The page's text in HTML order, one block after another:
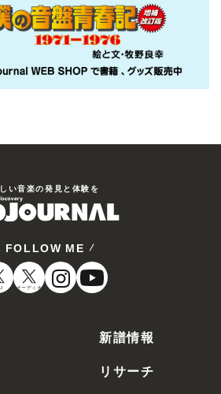
い⾳楽の発⾒と体験を
FOLLOW ME
オーディオ
新譜情報
リサーチ